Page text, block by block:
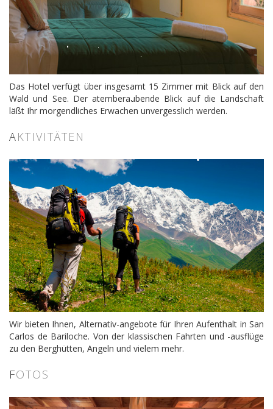
Das Hotel verfügt über insgesamt 15 Zimmer mit Blick auf den
Wald und See. Der atemberaubende Blick auf die Landschaft
läßt Ihr morgendliches Erwachen unvergesslich werden.
AKTIVITÄTEN
Wir bieten Ihnen, Alternativ-angebote für Ihren Aufenthalt in San
Carlos de Bariloche. Von der klassischen Fahrten und -ausflüge
zu den Berghütten, Angeln und vielem mehr.
FOTOS